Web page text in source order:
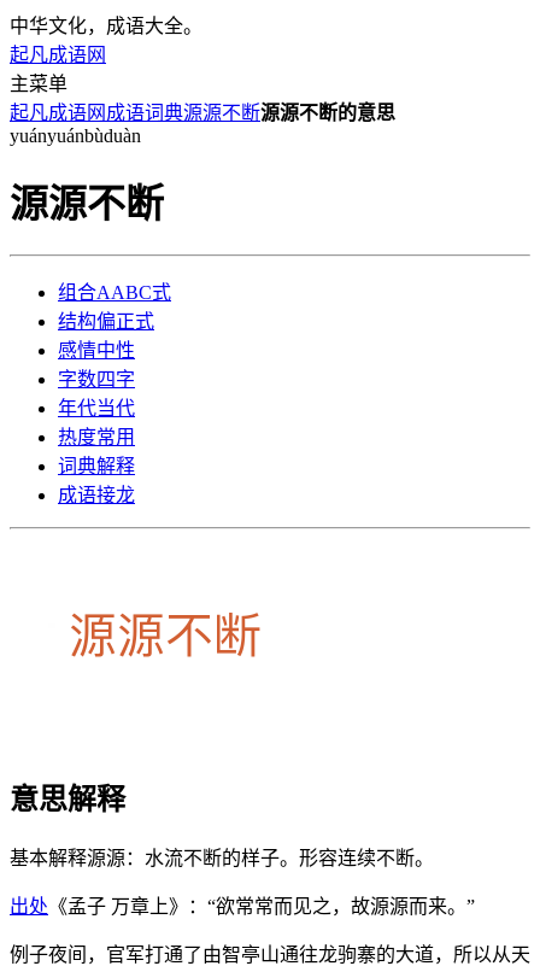
中华文化，成语大全。
起凡成语网
主菜单
起凡成语网 成语词典源源不断源源不断的意思
yuányuánbùduàn
源源不断
组合AABC式
结构偏正式
感情中性
字数四字
年代当代
热度常用
词典解释
成语接龙
意思解释
基本解释源源：水流不断的样子。形容连续不断。
出处 《孟子 万章上》：“欲常常而见之，故源源而来。”
例子夜间，官军打通了由智亭山通往龙驹寨的大道，所以从天